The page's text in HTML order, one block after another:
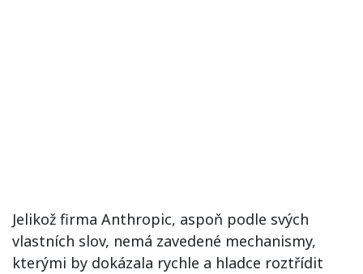
Jelikož firma Anthropic, aspoň podle svých
vlastních slov, nemá zavedené mechanismy,
kterými by dokázala rychle a hladce roztřídit